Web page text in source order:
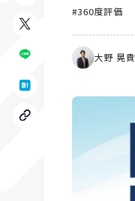
360度評価
大野 晃貴